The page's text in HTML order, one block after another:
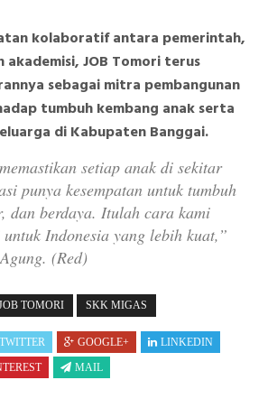
kolaboratif antara pemerintah,
akademisi, JOB Tomori terus
sebagai mitra pembangunan
tumbuh kembang anak serta
di Kabupaten Banggai.
setiap anak di sekitar
punya kesempatan untuk tumbuh
dan berdaya. Itulah cara kami
Indonesia yang lebih kuat,”
(Red)
TOMORI SKK MIGAS
TWITTER GOOGLE+
LINKEDIN
MAIL